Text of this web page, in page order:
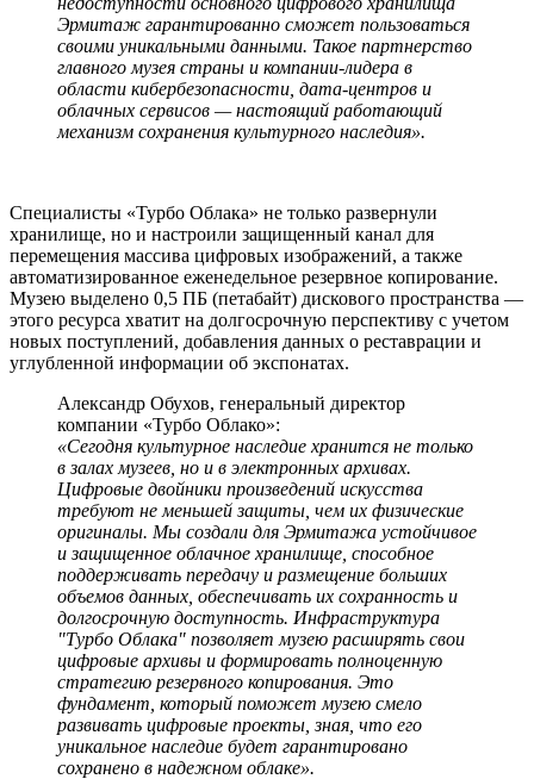
Эрмитаж гарантированно сможет пользоваться
своими уникальными данными. Такое партнерство
главного музея страны и компании-лидера в
области кибербезопасности, дата-центров и
облачных сервисов — настоящий работающий
механизм сохранения культурного наследия».
Специалисты «Турбо Облака» не только развернули
хранилище, но и настроили защищенный канал для
перемещения массива цифровых изображений, а также
автоматизированное еженедельное резервное копирование.
Музею выделено 0,5 ПБ (петабайт) дискового пространства —
этого ресурса хватит на долгосрочную перспективу с учетом
новых поступлений, добавления данных о реставрации и
углубленной информации об экспонатах.
Александр Обухов, генеральный директор
компании «Турбо Облако»:
«Сегодня культурное наследие хранится не только
в залах музеев, но и в электронных архивах.
Цифровые двойники произведений искусства
требуют не меньшей защиты, чем их физические
оригиналы. Мы создали для Эрмитажа устойчивое
и защищенное облачное хранилище, способное
поддерживать передачу и размещение больших
объемов данных, обеспечивать их сохранность и
долгосрочную доступность. Инфраструктура
"Турбо Облака" позволяет музею расширять свои
цифровые архивы и формировать полноценную
стратегию резервного копирования. Это
фундамент, который поможет музею смело
развивать цифровые проекты, зная, что его
уникальное наследие будет гарантировано
сохранено в надежном облаке».